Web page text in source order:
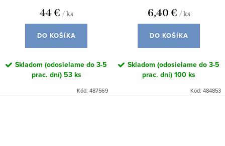
44 € / ks
DO KOŠÍKA
Skladom (odosielame do 3-5
prac. dní)53 ks
Kód: 487569
6,40 € / ks
DO KOŠÍKA
Skladom (odosielame do 3-5
prac. dní)100 ks
Kód: 484853